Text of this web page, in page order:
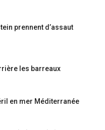
prennent d’assaut
les barreaux
en mer Méditerranée